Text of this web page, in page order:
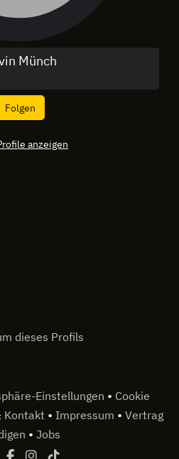
Münch
Folgen
anzeigen
dieses Profils
Einstellungen • Cookie
Kontakt • Impressum • Vertrag
• Jobs